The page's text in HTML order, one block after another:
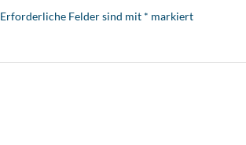
Erforderliche Felder sind mit * markiert